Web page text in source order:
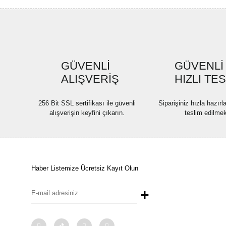
GÜVENLİ
ALIŞVERİŞ
256 Bit SSL sertifikası ile güvenli
alışverişin keyfini çıkarın.
HIZLI
Siparişiniz hızla
teslim
Haber Listemize Ücretsiz Kayıt Olun
+